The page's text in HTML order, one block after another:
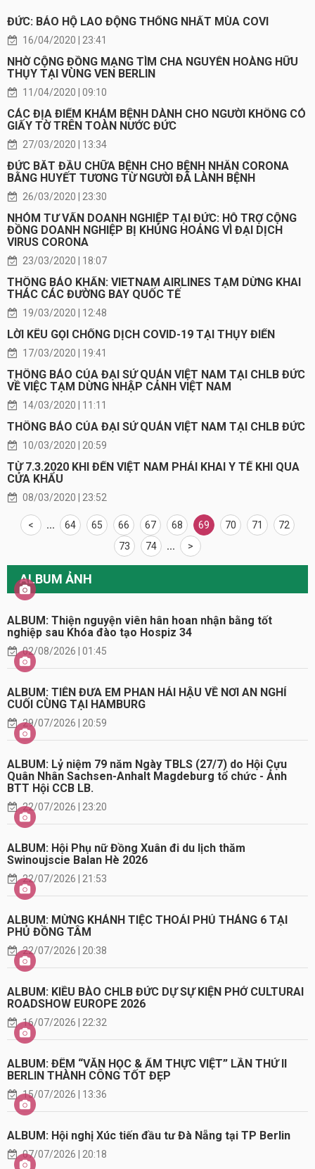
ĐỨC: BẢO HỘ LAO ĐỘNG THỐNG NHẤT MÙA COVI
16/04/2020 | 23:41
NHỜ CỘNG ĐỒNG MẠNG TÌM CHA NGUYỄN HOÀNG HỮU
THỤY TẠI VÙNG VEN BERLIN
11/04/2020 | 09:10
CÁC ĐỊA ĐIỂM KHÁM BỆNH DÀNH CHO NGƯỜI KHÔNG CÓ
GIẤY TỜ TRÊN TOÀN NƯỚC ĐỨC
27/03/2020 | 13:34
ĐỨC BẮT ĐẦU CHỮA BỆNH CHO BỆNH NHÂN CORONA
BẰNG HUYẾT TƯƠNG TỪ NGƯỜI ĐÃ LÀNH BỆNH
26/03/2020 | 23:30
NHÓM TƯ VẤN DOANH NGHIỆP TẠI ĐỨC: HỖ TRỢ CỘNG
ĐỒNG DOANH NGHIỆP BỊ KHỦNG HOẢNG VÌ ĐẠI DỊCH
VIRUS CORONA
23/03/2020 | 18:07
THÔNG BÁO KHẨN: VIETNAM AIRLINES TẠM DỪNG KHAI
THÁC CÁC ĐƯỜNG BAY QUỐC TẾ
19/03/2020 | 12:48
LỜI KÊU GỌI CHỐNG DỊCH COVID-19 TẠI THỤY ĐIỂN
17/03/2020 | 19:41
THÔNG BÁO CỦA ĐẠI SỨ QUÁN VIỆT NAM TẠI CHLB ĐỨC
VỀ VIỆC TẠM DỪNG NHẬP CẢNH VIỆT NAM
14/03/2020 | 11:11
THÔNG BÁO CỦA ĐẠI SỨ QUÁN VIỆT NAM TẠI CHLB ĐỨC
10/03/2020 | 20:59
TỪ 7.3.2020 KHI ĐẾN VIỆT NAM PHẢI KHAI Y TẾ KHI QUA
CỬA KHẨU
08/03/2020 | 23:52
< ... 64 65 66 67 68 69 70 71
72
73
74 ... >
ALBUM ẢNH
ALBUM: Thiện nguyện viên hân hoan nhận bằng tốt
nghiệp sau Khóa đào tạo Hospiz 34
02/08/2026 | 01:45
ALBUM: TIỄN ĐƯA EM PHAN HẢI HẬU VỀ NƠI AN NGHỈ
CUỐI CÙNG TẠI HAMBURG
29/07/2026 | 20:59
ALBUM: Lỷ niệm 79 năm Ngày TBLS (27/7) do Hội Cựu
Quân Nhân Sachsen-Anhalt Magdeburg tổ chức - Ảnh
BTT Hội CCB LB.
22/07/2026 | 23:20
ALBUM: Hội Phụ nữ Đồng Xuân đi du lịch thăm
Swinoujscie Balan Hè 2026
22/07/2026 | 21:53
ALBUM: MỪNG KHÁNH TIỆC THOẢI PHỦ THÁNG 6 TẠI
PHỦ ĐỒNG TÂM
22/07/2026 | 20:38
ALBUM: KIỀU BÀO CHLB ĐỨC DỰ SỰ KIỆN PHỞ CULTURAI
ROADSHOW EUROPE 2026
16/07/2026 | 22:32
ALBUM: ĐÊM “VĂN HỌC & ẨM THỰC VIỆT” LẦN THỨ II
BERLIN THÀNH CÔNG TỐT ĐẸP
15/07/2026 | 13:36
ALBUM: Hội nghị Xúc tiến đầu tư Đà Nẵng tại TP Berlin
07/07/2026 | 20:18